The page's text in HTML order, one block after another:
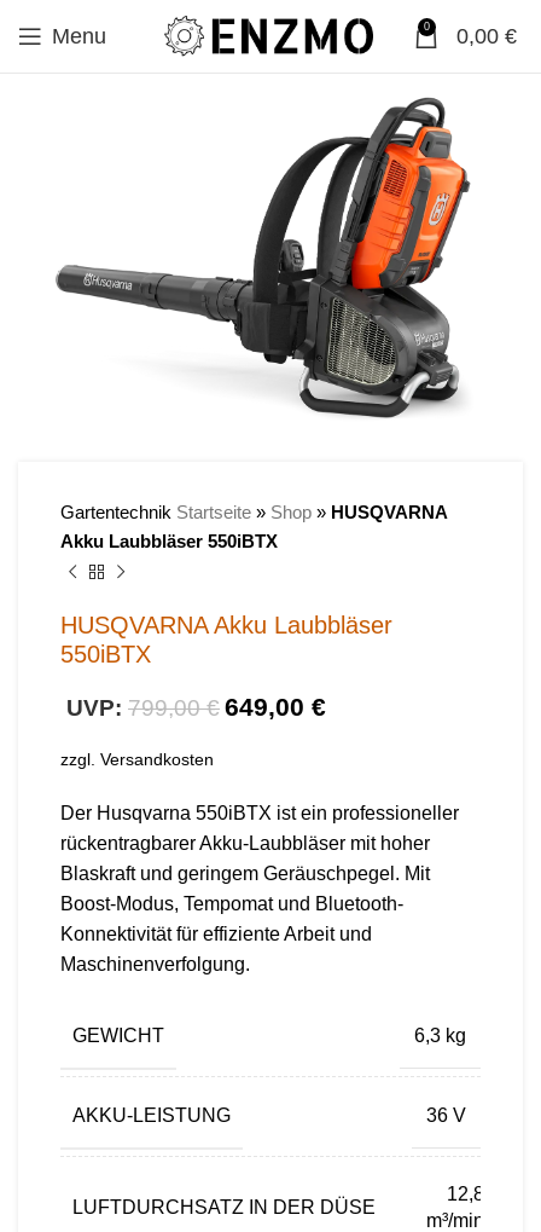
Menu 0 0,00 €
Gartentechnik Startseite » Shop » HUSQVARNA
Akku Laubbläser 550iBTX
HUSQVARNA Akku Laubbläser
550iBTX
799,00€649,00 €
zzgl. Versandkosten
Der Husqvarna 550iBTX ist ein professioneller
rückentragbarer Akku-Laubbläser mit hoher
Blaskraft und geringem Geräuschpegel. Mit
Boost-Modus, Tempomat und Bluetooth-
Konnektivität für effiziente Arbeit und
Maschinenverfolgung.
GEWICHT 6,3 kg
AKKU-LEISTUNG 36 V
LUFTDURCHSATZ IN DER DÜSE
12,8
m³/min